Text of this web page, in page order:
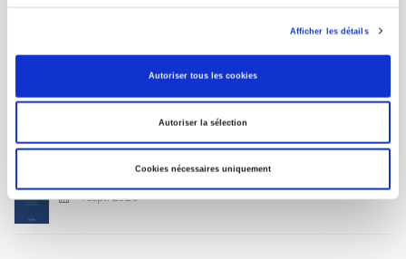
Afficher les détails
Autoriser tous les cookies
Autoriser la sélection
Cookies nécessaires uniquement
POUR LES LIBRAIRES
La France et l'Union européenne
4 sept. 2026